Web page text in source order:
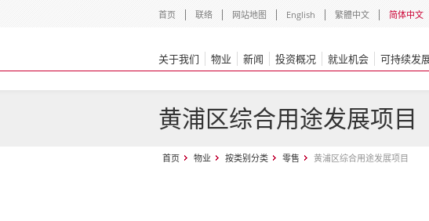
首页 联络 网站地图 English 繁體中文 简体中文
关于我们 物业 新闻 投资概况 就业机会 可持续发
黄浦区综合用途发展项目
首页 物业 按类别分类 零售 黄浦区综合用途发展项目